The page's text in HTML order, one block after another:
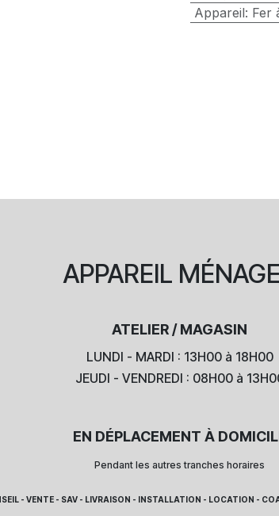
Appareil: Fer
APPAREIL
ATELIER / MAGASIN
LUNDI - MARDI : 13H00 à 18H00
JEUDI - VENDREDI : 08H00 à
EN DÉPLACEMENT À
Pendant les autres tranches horaires
- VENTE - SAV - LIVRAISON - INSTALLATION - LOCATION -